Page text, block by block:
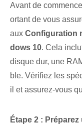
Avant de
ortant de vous
aux Configuration
dows 10. Cela
disque dur, une
ble⁣. Vérifiez les
il et assurez-vous
Étape 2 :